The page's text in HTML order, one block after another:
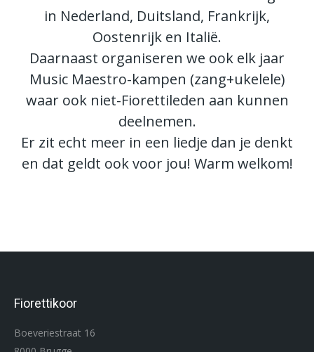
in Nederland, Duitsland, Frankrijk,
Oostenrijk en Italië.
Daarnaast organiseren we ook elk jaar
Music Maestro-kampen (zang+ukelele)
waar ook niet-Fiorettileden aan kunnen
deelnemen.
Er zit echt meer in een liedje dan je denkt
en dat geldt ook voor jou! Warm welkom!
Fiorettikoor
Boeveriestraat 16